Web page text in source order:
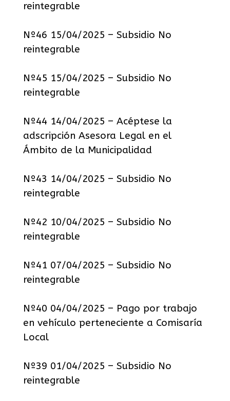
reintegrable
Nº46 15/04/2025 – Subsidio No
reintegrable
Nº45 15/04/2025 – Subsidio No
reintegrable
Nº44 14/04/2025 – Acéptese la
adscripción Asesora Legal en el
Ámbito de la Municipalidad
Nº43 14/04/2025 – Subsidio No
reintegrable
Nº42 10/04/2025 – Subsidio No
reintegrable
Nº41 07/04/2025 – Subsidio No
reintegrable
Nº40 04/04/2025 – Pago por trabajo
en vehículo perteneciente a Comisaría
Local
Nº39 01/04/2025 – Subsidio No
reintegrable